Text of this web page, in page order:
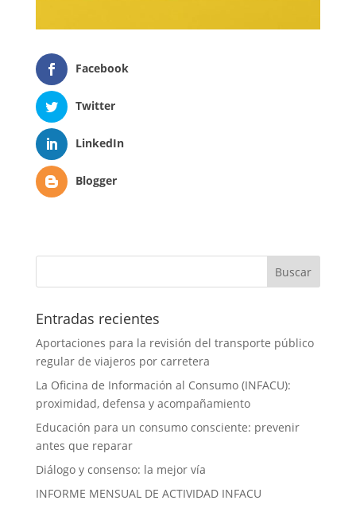
Facebook
Twitter
LinkedIn
Blogger
Entradas recientes
Aportaciones para la revisión del transporte público
regular de viajeros por carretera
La Oficina de Información al Consumo (INFACU):
proximidad, defensa y acompañamiento
Educación para un consumo consciente: prevenir
antes que reparar
Diálogo y consenso: la mejor vía
INFORME MENSUAL DE ACTIVIDAD INFACU